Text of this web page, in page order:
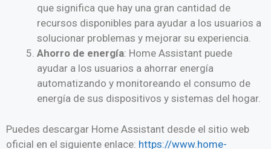
que significa que hay una gran cantidad de
recursos disponibles para ayudar a los usuarios a
solucionar problemas y mejorar su experiencia.
Ahorro de energía: Home Assistant puede
ayudar a los usuarios a ahorrar energía
automatizando y monitoreando el consumo de
energía de sus dispositivos y sistemas del hogar.
Puedes descargar Home Assistant desde el sitio web
oficial en el siguiente enlace: https://www.home-